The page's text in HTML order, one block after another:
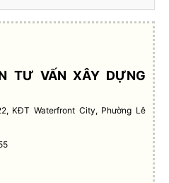
TƯ VẤN XÂY DỰNG
KĐT Waterfront City, Phường Lê